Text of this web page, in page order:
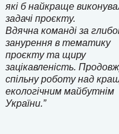
які б найкраще
задачі проєкту.
Вдячна команді за
занурення в тематику
проєкту та щиру
зацікавленість.
спільну роботу над
екологічним майбутнім
України.”